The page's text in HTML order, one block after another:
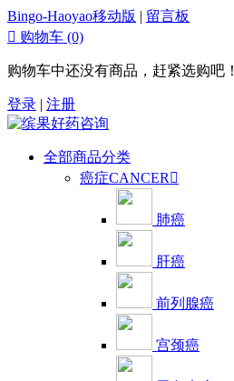
Bingo-Haoyao移动版 | 留言板
 购物车 (0)
购物车中还没有商品，赶紧选购吧！
登录 | 注册
全部商品分类
癌症CANCER 
肺癌
肝癌
前列腺癌
宫颈癌